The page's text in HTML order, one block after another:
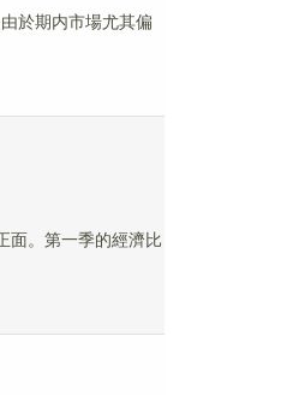
於期内市場尤其偏
面。第一季的經濟比